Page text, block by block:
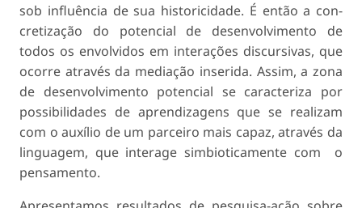
sob influência de sua historicidade. É então a con­
cretização do potencial de desenvolvimento de
todos os envolvidos em interações discursivas, que
ocorre através da mediação inserida. Assim, a zona
de desenvolvimento potencial se caracteriza por
possibilidades de aprendizagens que se realizam
com o auxílio de um parceiro mais capaz, através da
linguagem, que interage simbioticamente com o
pensamento.